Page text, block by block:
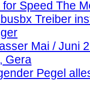
Speed The
Treiber
Mai / Juni
Gera
Pegel